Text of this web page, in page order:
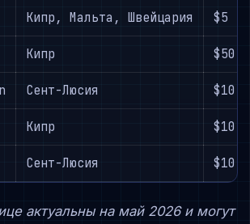
Кипр, Мальта, Швейцария $5
Кипр $50
Сент-Люсия $10
Кипр $10
Сент-Люсия $10
актуальны на май 2026 и могут